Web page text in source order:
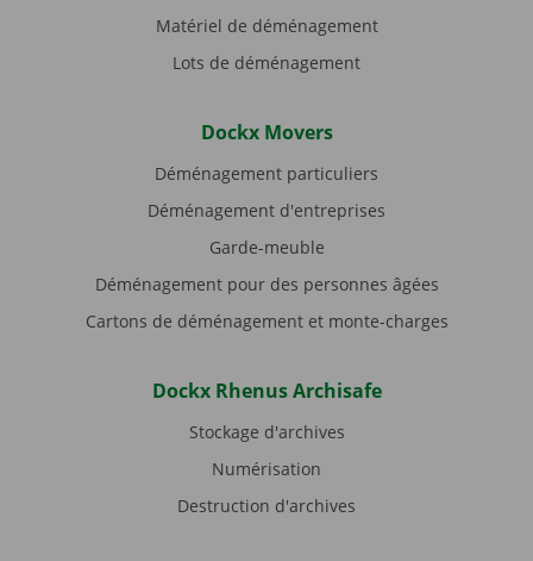
Matériel de déménagement
Lots de déménagement
Dockx Movers
Déménagement particuliers
Déménagement d'entreprises
Garde-meuble
Déménagement pour des personnes âgées
Cartons de déménagement et monte-charges
Dockx Rhenus Archisafe
Stockage d'archives
Numérisation
Destruction d'archives